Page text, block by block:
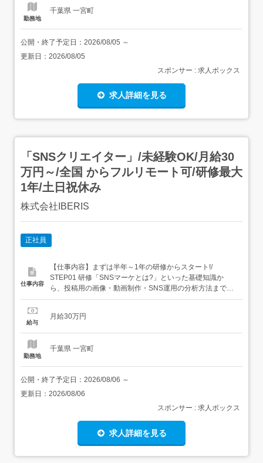
勤務地
千葉県 一宮町
公開・終了予定日： 2026/08/05 ～
更新日： 2026/08/05
スポンサー : 求人ボックス
求人詳細を見る
「SNSクリエイター」/未経験OK/月給30
万円～/全国 からフルリモート可/研修最大
1年/土日祝休み
株式会社IBERIS
正社員
仕事内容
【仕事内容】まずは半年～1年の研修からスタート!/
STEP01 研修「SNSマーケとは?」といった基礎知識か
ら、投稿用の画像・動画制作・SNS運用の分析方法まで、
未経験の方でも分かりやすくご説明します。社会人として
に携わる期間を設けています。 STEP02 SNSマーケターデ
給与
月給30万円
勤務地
千葉県 一宮町
公開・終了予定日： 2026/08/06 ～
更新日： 2026/08/06
スポンサー : 求人ボックス
求人詳細を見る